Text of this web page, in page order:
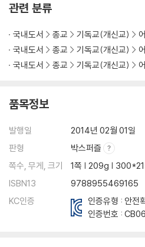
관련 분류
국내도서 종교 기독교(개신교)
국내도서
종교 기독교(개신교)
국내도서
종교 기독교(개신교)
품목정보
발행일
2014년 02월 01일
판형
박스퍼즐
쪽수, 무게, 크기
1쪽 | 209g |
ISBN13
9788955469165
KC인증
인증유형 : 안전
인증번호 :